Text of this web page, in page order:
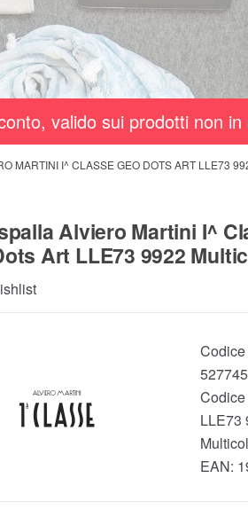
valido sui prodotti non
MARTINI I^ CLASSE GEO DOTS ART LLE73
Alviero Martini I^
Art LLE73 9922
527745
LLE73
EAN: